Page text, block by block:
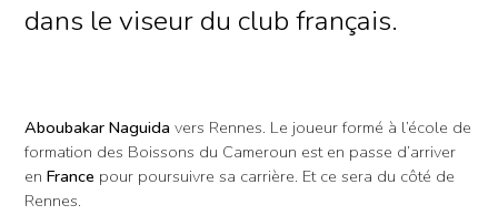
dans le viseur du club français.
Aboubakar Naguida vers Rennes. Le joueur formé à l’école de
formation des Boissons du Cameroun est en passe d’arriver
en France pour poursuivre sa carrière. Et ce sera du côté de
Rennes.